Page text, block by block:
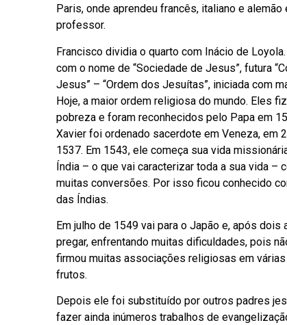
Paris, onde aprendeu francês, italiano e alemão
professor.
Francisco dividia o quarto com Inácio de
com o nome de “Sociedade de Jesus”, futura
Jesus” – “Ordem dos Jesuítas”, iniciada com
Hoje, a maior ordem religiosa do mundo. Eles
pobreza e foram reconhecidos pelo Papa em
Xavier foi ordenado sacerdote em Veneza, em
1537. Em 1543, ele começa sua vida
Índia – o que vai caracterizar toda a sua vida –
muitas conversões. Por isso ficou conhecido
das Índias.
Em julho de 1549 vai para o Japão e, após dois
pregar, enfrentando muitas dificuldades, pois
firmou muitas associações religiosas em
frutos.
Depois ele foi substituído por outros padres
fazer ainda inúmeros trabalhos de